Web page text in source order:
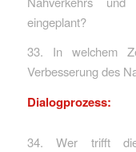
eingeplant?
33. In welchem
Verbesserung des
Dialogprozess:
34. Wer trifft